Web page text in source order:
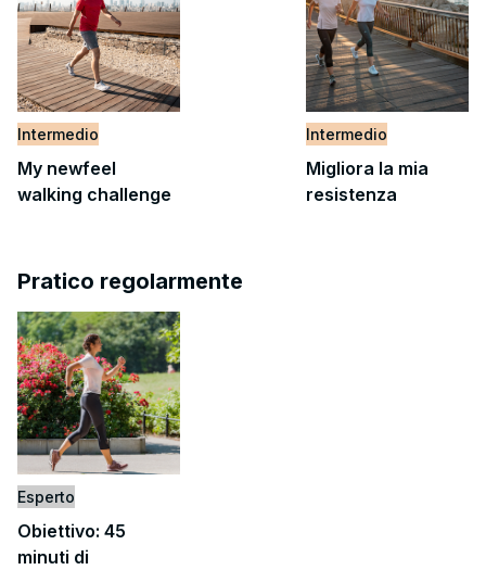
Intermedio
My newfeel
walking challenge
Intermedio
Migliora la mia
resistenza
Pratico regolarmente
Esperto
Obiettivo: 45
minuti di